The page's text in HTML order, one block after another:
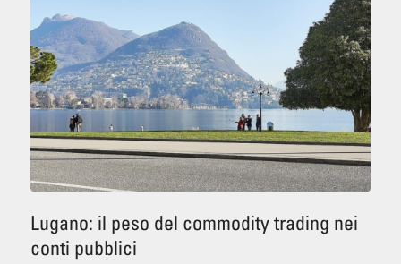
Lugano: il peso del commodity trading nei
conti pubblici